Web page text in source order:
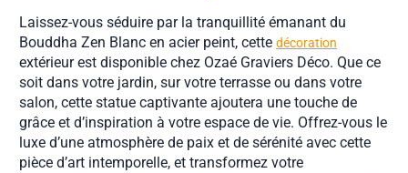
Laissez-vous séduire par la tranquillité émanant du
Bouddha Zen Blanc en acier peint, cette décoration
extérieur est disponible chez Ozaé Graviers Déco. Que ce
soit dans votre jardin, sur votre terrasse ou dans votre
salon, cette statue captivante ajoutera une touche de
grâce et d’inspiration à votre espace de vie. Offrez-vous le
luxe d’une atmosphère de paix et de sérénité avec cette
pièce d’art intemporelle, et transformez votre